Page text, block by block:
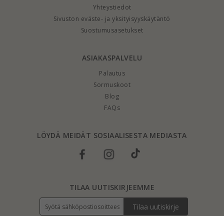
Yhteystiedot
Sivuston eväste- ja yksityisyyskäytäntö
Suostumusasetukset
ASIAKASPALVELU
Palautus
Sormuskoot
Blog
FAQs
LÖYDÄ MEIDÄT SOSIAALISESTA MEDIASTA
TILAA UUTISKIRJEEMME
Tilaa uutiskirje